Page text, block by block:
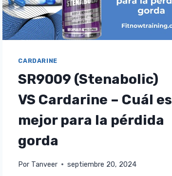
CARDARINE
SR9009 (Stenabolic)
VS Cardarine – Cuál es
mejor para la pérdida
gorda
Por Tanveer septiembre 20, 2024